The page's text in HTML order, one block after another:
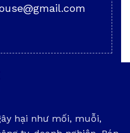
hại như mối, muỗi,